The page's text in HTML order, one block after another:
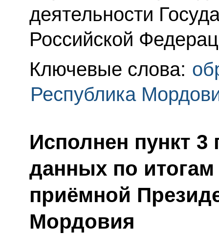
деятельности
Российской
Ключевые слова:
Республика
Исполнен пункт 3
данных по
приёмной
Мордовия